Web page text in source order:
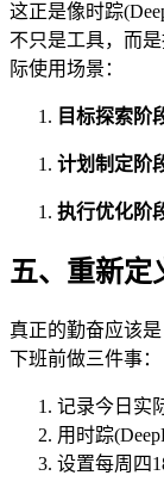
这正是像时踪
不只是工具，而
际使用场景：
目标探索阶
计划制定阶
执行优化阶
五、重新定
真正的勤奋应该
下班前做三件事：
记录今日实
用时踪
设置每周四